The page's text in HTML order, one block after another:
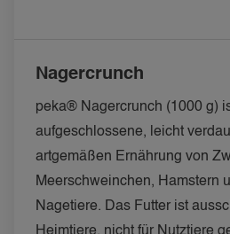
Nagercrunch
peka® Nagercrunch (1000 g)
aufgeschlossene, leicht
artgemäßen Ernährung von
Meerschweinchen, Hamstern
Nagetiere. Das Futter ist